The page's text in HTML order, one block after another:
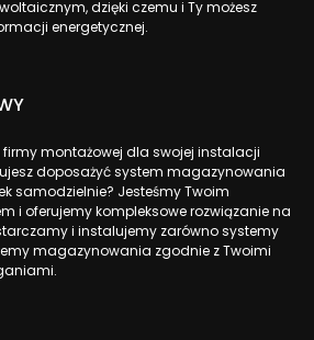
dzięki czemu i Ty możesz
energetycznej.
montażowej dla swojej instalacji
doposażyć system magazynowania
samodzielnie? Jesteśmy Twoim
i oferujemy kompleksowe rozwiązanie na
i instalujemy zarówno systemy
magazynowania zgodnie z Twoimi